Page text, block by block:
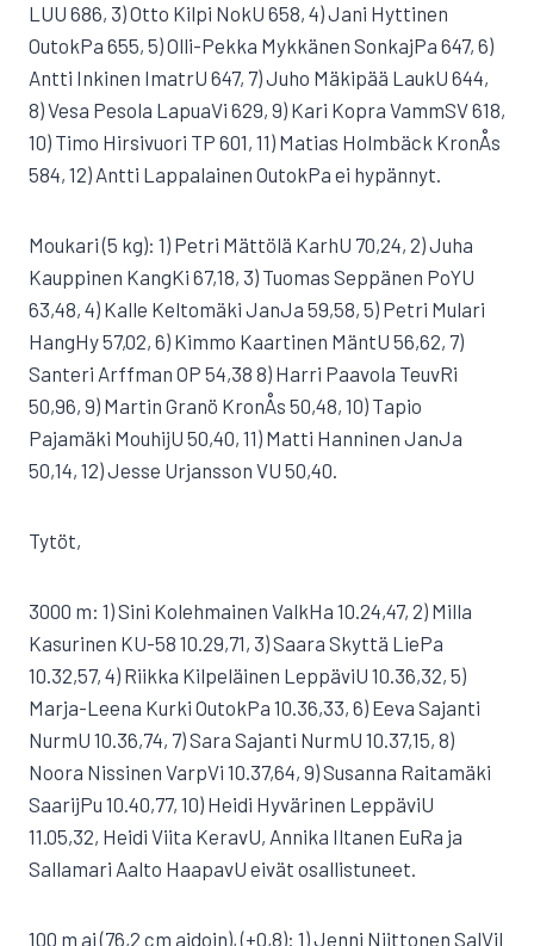
LUU 686, 3) Otto Kilpi NokU 658, 4) Jani Hyttinen
OutokPa 655, 5) Olli-Pekka Mykkänen SonkajPa 647, 6)
Antti Inkinen ImatrU 647, 7) Juho Mäkipää LaukU 644,
8) Vesa Pesola LapuaVi 629, 9) Kari Kopra VammSV 618,
10) Timo Hirsivuori TP 601, 11) Matias Holmbäck KronÅs
584, 12) Antti Lappalainen OutokPa ei hypännyt.
Moukari (5 kg): 1) Petri Mättölä KarhU 70,24, 2) Juha
Kauppinen KangKi 67,18, 3) Tuomas Seppänen PoYU
63,48, 4) Kalle Keltomäki JanJa 59,58, 5) Petri Mulari
HangHy 57,02, 6) Kimmo Kaartinen MäntU 56,62, 7)
Santeri Arffman OP 54,38 8) Harri Paavola TeuvRi
50,96, 9) Martin Granö KronÅs 50,48, 10) Tapio
Pajamäki MouhijU 50,40, 11) Matti Hanninen JanJa
50,14, 12) Jesse Urjansson VU 50,40.
Tytöt,
3000 m: 1) Sini Kolehmainen ValkHa 10.24,47, 2) Milla
Kasurinen KU-58 10.29,71, 3) Saara Skyttä LiePa
10.32,57, 4) Riikka Kilpeläinen LeppäviU 10.36,32, 5)
Marja-Leena Kurki OutokPa 10.36,33, 6) Eeva Sajanti
NurmU 10.36,74, 7) Sara Sajanti NurmU 10.37,15, 8)
Noora Nissinen VarpVi 10.37,64, 9) Susanna Raitamäki
SaarijPu 10.40,77, 10) Heidi Hyvärinen LeppäviU
11.05,32, Heidi Viita KeravU, Annika Iltanen EuRa ja
Sallamari Aalto HaapavU eivät osallistuneet.
100 m aj (76,2 cm aidoin), (+0,8): 1) Jenni Niittonen SalVil